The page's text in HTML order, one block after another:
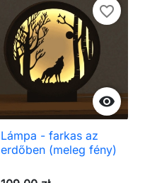

favorite_border
Lámpa - farkas az
erdőben (meleg fény)